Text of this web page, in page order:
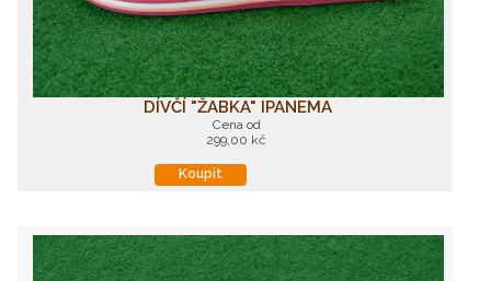
DÍVČÍ "ŽABKA" IPANEMA
Cena od
299,00 kč
Koupit